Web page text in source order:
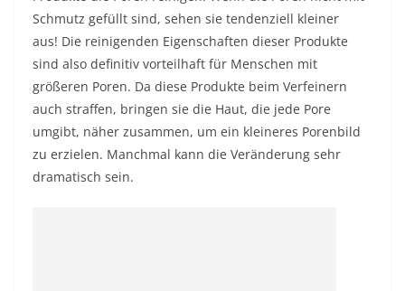
Schmutz gefüllt sind, sehen sie tendenziell kleiner
aus! Die reinigenden Eigenschaften dieser Produkte
sind also definitiv vorteilhaft für Menschen mit
größeren Poren. Da diese Produkte beim Verfeinern
auch straffen, bringen sie die Haut, die jede Pore
umgibt, näher zusammen, um ein kleineres Porenbild
zu erzielen. Manchmal kann die Veränderung sehr
dramatisch sein.